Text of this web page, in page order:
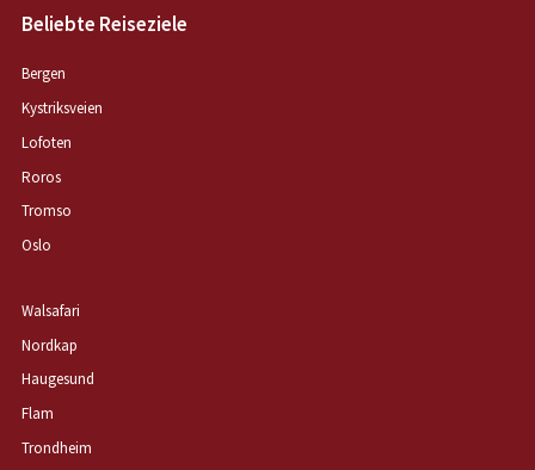
Beliebte Reiseziele
Bergen
Kystriksveien
Lofoten
Roros
Tromso
Oslo
Walsafari
Nordkap
Haugesund
Flam
Trondheim